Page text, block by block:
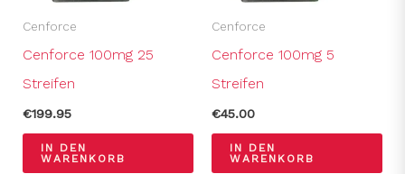
Cenforce
Cenforce 100mg 25
Streifen
€199.95
IN DEN
WARENKORB
Cenforce
Cenforce 100mg 5
Streifen
€45.00
IN DEN
WARENKORB